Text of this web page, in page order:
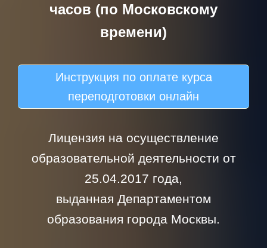
часов (по Московскому
времени)
Инструкция по оплате курса
переподготовки онлайн
Лицензия на осуществление
образовательной деятельности от
25.04.2017 года,
выданная Департаментом
образования города Москвы.